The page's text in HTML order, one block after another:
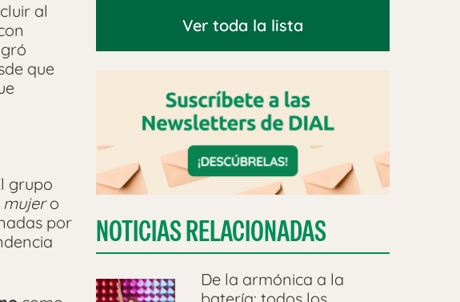
al
que
grupo
mujero
por
Ver toda la lista
NOTICIAS RELACIONADAS
De la armónica a la